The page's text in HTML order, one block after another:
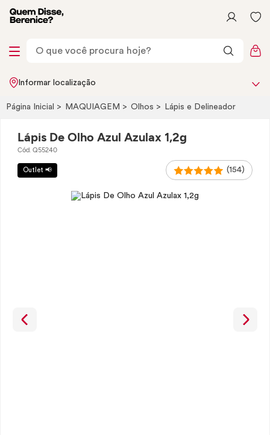
Informar localização
Página Inicial MAQUIAGEM Olhos Lápis e Delineador
Lápis De Olho Azul Azulax 1,2g
Cód. Q55240
Outlet 📢 (154)